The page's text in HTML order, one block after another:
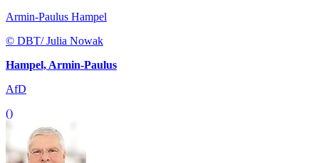
Armin-Paulus Hampel
© DBT/ Julia Nowak
Hampel, Armin-Paulus
AfD
()